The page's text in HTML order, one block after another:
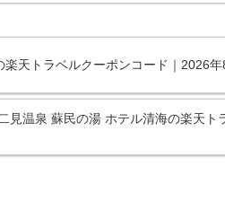
楽天トラベルクーポンコード｜2026
見温泉 蘇民の湯 ホテル清海の楽天